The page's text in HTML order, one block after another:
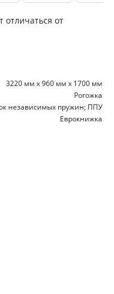
отличаться от
3220 мм х 960 мм х 1700 мм
Рогожка
независимых пружин; ППУ
Еврокнижка